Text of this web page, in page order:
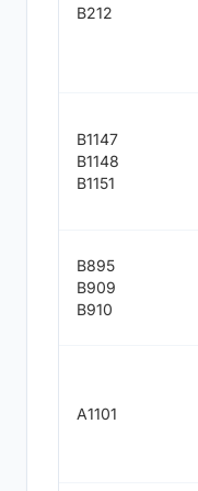
B212
B1147
B1148
B1151
B895
B909
B910
A1101